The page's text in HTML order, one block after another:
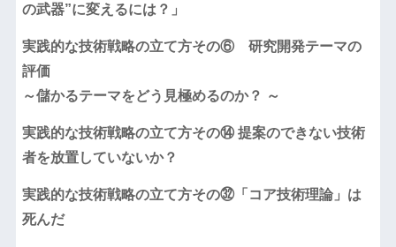
の武器”に変えるには？」
実践的な技術戦略の立て方その⑥ 研究開発テーマの
評価
～儲かるテーマをどう見極めるのか？ ～
実践的な技術戦略の立て方その⑭ 提案のできない技術
者を放置していないか？
実践的な技術戦略の立て方その㉜「コア技術理論」は
死んだ